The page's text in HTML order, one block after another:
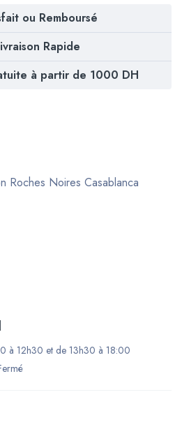
ou Remboursé
Rapide
à partir de 1000 DH
Roches Noires Casablanca
à 12h30 et de 13h30 à 18:00